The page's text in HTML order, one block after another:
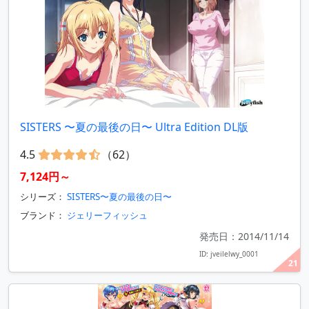
21
SISTERS 〜夏の最後の日〜 Ultra Edition DL版
4.5
（62）
7,124円～
シリーズ： SISTERS〜夏の最後の日〜
ブランド： ジェリーフィッシュ
発売日：2014/11/14
ID: jveilelwy_0001